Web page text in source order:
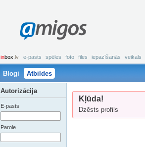
amigos
inbox .lv e-pasts spēles foto files iepazīšanās veikals
Blogi Atbildes
Kļūda!
Dzēsts profils
Autorizācija
E-pasts
Parole